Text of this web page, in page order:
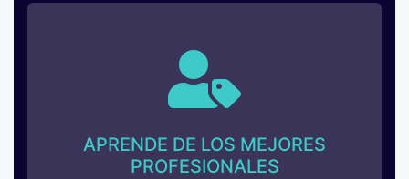
APRENDE DE LOS MEJORES
PROFESIONALES